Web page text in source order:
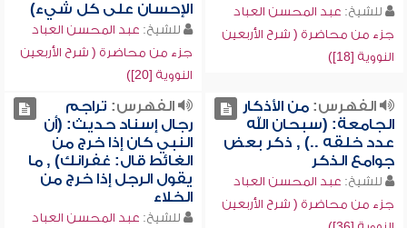
للشيخ: عبد المحسن العباد
جزء من محاضرة ( شرح الأربعين
النووية [18])
الإحسان على كل شيء)
للشيخ: عبد المحسن العباد
جزء من محاضرة ( شرح الأربعين
النووية [20])
الفهرس:من الأذكار
الجامعة: (سبحان الله
عدد خلقه ..) , ذكر بعض
جوامع الذكر
للشيخ: عبد المحسن العباد
جزء من محاضرة ( شرح الأربعين
الفهرس: تراجم
رجال إسناد حديث: (أن
النبي كان إذا خرج من
الغائط قال: غفرانك) , ما
يقول الرجل إذا خرج من
الخلاء
للشيخ: عبد المحسن العباد